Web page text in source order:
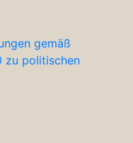
gemäß
zu politischen